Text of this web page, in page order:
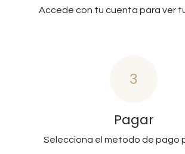
Accede con tu cuenta para ver
3
Pagar
Selecciona el metodo de pago